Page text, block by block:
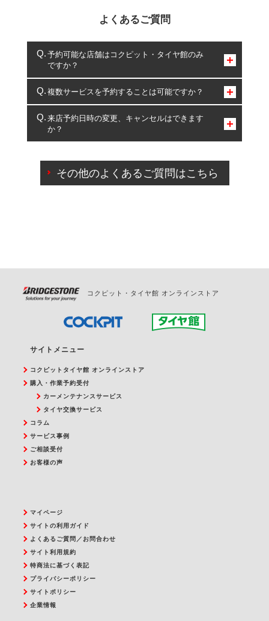
よくあるご質問
予約可能な店舗はコクピット・タイヤ館のみ
ですか？
コクピット・タイヤ館のみとなります。
複数サービスを予約することは可能ですか？
複数サービスのご予約は可能です。
一部の商品・サービスの組み合わせに限り、同時にご予約が
出来ないものもございます。
来店予約日時の変更、キャンセルはできます
か？
ご来店予約日の3営業日前を過ぎている場合のご予約
の日時変更につきましては、直接ご予約の店舗まで
その他のよくあるご質問はこちら
コクピット・タイヤ館 オンラインストア
サイトメニュー
コクピットタイヤ館 オンラインストア
購入・作業予約受付
カーメンテナンスサービス
タイヤ交換サービス
コラム
サービス事例
ご相談受付
お客様の声
マイページ
サイトの利用ガイド
よくあるご質問／お問合わせ
サイト利用規約
特商法に基づく表記
プライバシーポリシー
サイトポリシー
企業情報